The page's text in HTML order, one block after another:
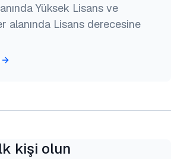
Yüksek Lisans ve
alanında Lisans derecesine
kişi olun